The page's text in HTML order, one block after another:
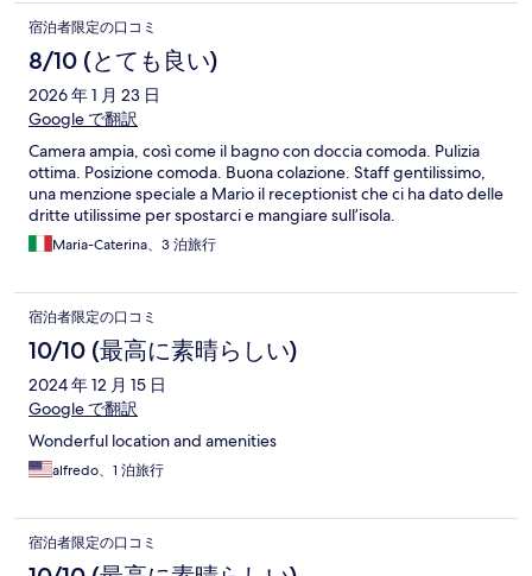
宿泊者限定の口コミ
8/10 (とても良い)
2026 年 1 月 23 日
Google で翻訳
Camera ampia, così come il bagno con doccia comoda. Pulizia
ottima. Posizione comoda. Buona colazione. Staff gentilissimo,
una menzione speciale a Mario il receptionist che ci ha dato delle
dritte utilissime per spostarci e mangiare sull’isola.
Maria-Caterina、3 泊旅行
宿泊者限定の口コミ
10/10 (最高に素晴らしい)
2024 年 12 月 15 日
Google で翻訳
Wonderful location and amenities
alfredo、1 泊旅行
宿泊者限定の口コミ